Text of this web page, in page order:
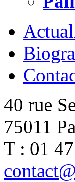
40 rue
75011
T : 01